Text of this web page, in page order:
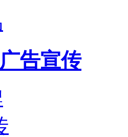
告宣传